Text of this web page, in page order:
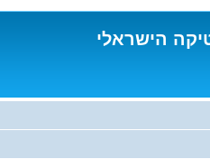
הישראלי